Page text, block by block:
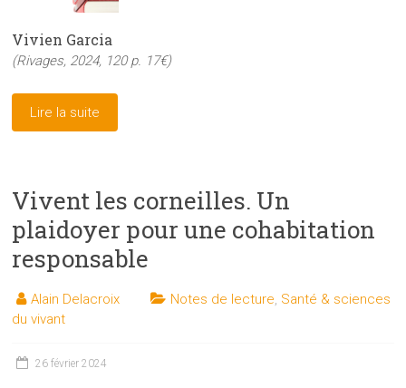
Vivien Garcia
(Rivages, 2024, 120 p. 17€)
Lire la suite
Vivent les corneilles. Un
plaidoyer pour une cohabitation
responsable
Alain Delacroix Notes de lecture, Santé & sciences
du vivant
26 février 2024